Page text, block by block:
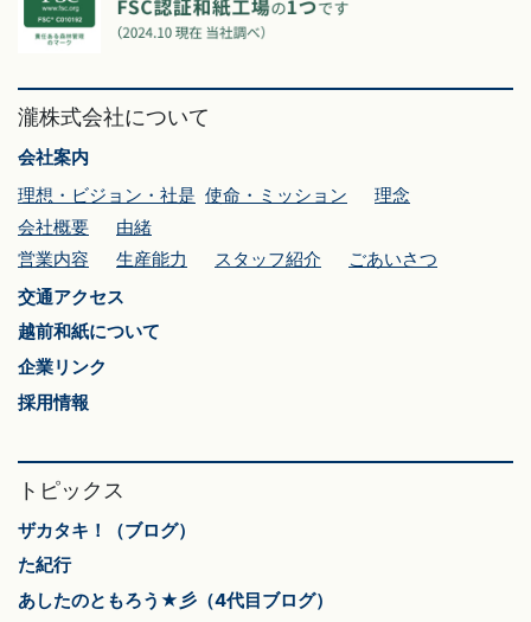
瀧株式会社について
会社案内
理想・ビジョン・社是 使命・ミッション
理念
会社概要
由緒
営業内容
生産能力 スタッフ紹介
ごあいさつ
交通アクセス
越前和紙について
企業リンク
採用情報
トピックス
ザカタキ！（ブログ）
た紀行
あしたのともろう★彡（4代目ブログ）